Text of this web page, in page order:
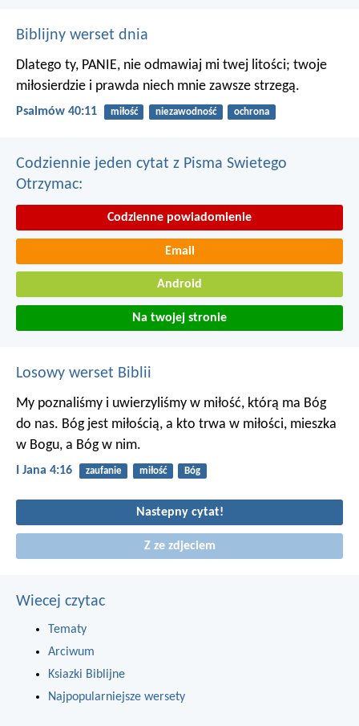
Biblijny werset dnia
Dlatego ty, PANIE, nie odmawiaj mi twej litości; twoje
miłosierdzie i prawda niech mnie zawsze strzegą.
Psalmów 40:11 miłość niezawodność ochrona
Codziennie jeden cytat z Pisma Swietego
Otrzymac:
Codzienne powiadomienie
Email
Android
Na twojej stronie
Losowy werset Biblii
My poznaliśmy i uwierzyliśmy w miłość, którą ma Bóg
do nas. Bóg jest miłością, a kto trwa w miłości, mieszka
w Bogu, a Bóg w nim.
I Jana 4:16 zaufanie miłość Bóg
Nastepny cytat!
Z ze zdjeciem
Wiecej czytac
Tematy
Arciwum
Ksiazki Biblijne
Najpopularniejsze wersety